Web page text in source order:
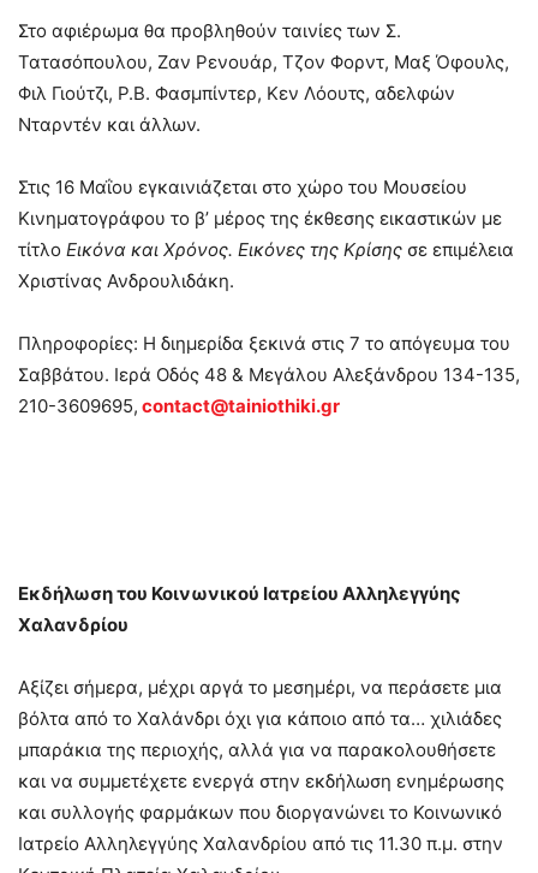
Στο αφιέρωμα θα προβληθούν ταινίες των Σ.
Τατασόπουλου, Ζαν Ρενουάρ, Τζον Φορντ, Μαξ Όφουλς,
Φιλ Γιούτζι, Ρ.Β. Φασμπίντερ, Κεν Λόουτς, αδελφών
Νταρντέν και άλλων.
Στις 16 Μαΐου εγκαινιάζεται στο χώρο του Μουσείου
Κινηματογράφου το β’ μέρος της έκθεσης εικαστικών με
τίτλο Εικόνα και Χρόνος. Εικόνες της Κρίσης σε επιμέλεια
Χριστίνας Ανδρουλιδάκη.
Πληροφορίες: Η διημερίδα ξεκινά στις 7 το απόγευμα του
Σαββάτου. Ιερά Οδός 48 & Μεγάλου Αλεξάνδρου 134-135,
210-3609695, contact@tainiothiki.gr
Εκδήλωση του Κοινωνικού Ιατρείου Αλληλεγγύης
Χαλανδρίου
Αξίζει σήμερα, μέχρι αργά το μεσημέρι, να περάσετε μια
βόλτα από το Χαλάνδρι όχι για κάποιο από τα… χιλιάδες
μπαράκια της περιοχής, αλλά για να παρακολουθήσετε
και να συμμετέχετε ενεργά στην εκδήλωση ενημέρωσης
και συλλογής φαρμάκων που διοργανώνει το Κοινωνικό
Ιατρείο Αλληλεγγύης Χαλανδρίου από τις 11.30 π.μ. στην